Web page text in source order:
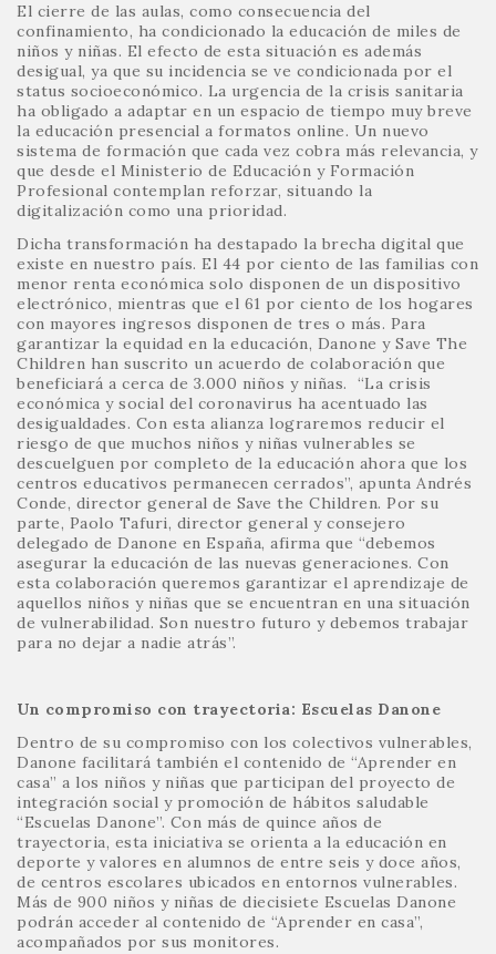
El cierre de las aulas, como consecuencia del
confinamiento, ha condicionado la educación de miles de
niños y niñas. El efecto de esta situación es además
desigual, ya que su incidencia se ve condicionada por el
status socioeconómico. La urgencia de la crisis sanitaria
ha obligado a adaptar en un espacio de tiempo muy breve
la educación presencial a formatos online. Un nuevo
sistema de formación que cada vez cobra más relevancia, y
que desde el Ministerio de Educación y Formación
Profesional contemplan reforzar, situando la
digitalización como una prioridad.
Dicha transformación ha destapado la brecha digital que
existe en nuestro país. El 44 por ciento de las familias con
menor renta económica solo disponen de un dispositivo
electrónico, mientras que el 61 por ciento de los hogares
con mayores ingresos disponen de tres o más. Para
garantizar la equidad en la educación, Danone y Save The
Children han suscrito un acuerdo de colaboración que
beneficiará a cerca de 3.000 niños y niñas. “La crisis
económica y social del coronavirus ha acentuado las
desigualdades. Con esta alianza lograremos reducir el
riesgo de que muchos niños y niñas vulnerables se
descuelguen por completo de la educación ahora que los
centros educativos permanecen cerrados”, apunta Andrés
Conde, director general de Save the Children. Por su
parte, Paolo Tafuri, director general y consejero
delegado de Danone en España, afirma que “debemos
asegurar la educación de las nuevas generaciones. Con
esta colaboración queremos garantizar el aprendizaje de
aquellos niños y niñas que se encuentran en una situación
de vulnerabilidad. Son nuestro futuro y debemos trabajar
para no dejar a nadie atrás”.
Un compromiso con trayectoria: Escuelas Danone
Dentro de su compromiso con los colectivos vulnerables,
Danone facilitará también el contenido de “Aprender en
casa” a los niños y niñas que participan del proyecto de
integración social y promoción de hábitos saludable
“Escuelas Danone”. Con más de quince años de
trayectoria, esta iniciativa se orienta a la educación en
deporte y valores en alumnos de entre seis y doce años,
de centros escolares ubicados en entornos vulnerables.
Más de 900 niños y niñas de diecisiete Escuelas Danone
podrán acceder al contenido de “Aprender en casa”,
acompañados por sus monitores.